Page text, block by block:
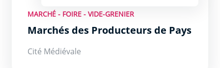
et 10 août
MARCHÉ - FOIRE - VIDE-GRENIER
Marchés des Producteurs de Pays
Cité Médiévale